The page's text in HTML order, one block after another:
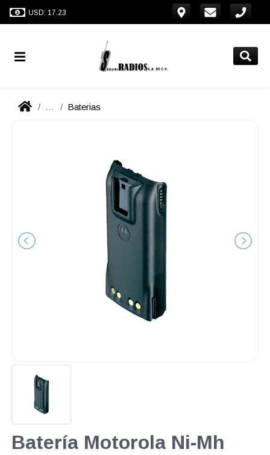
USD: 17.23
... Baterias
Batería Motorola Ni-Mh